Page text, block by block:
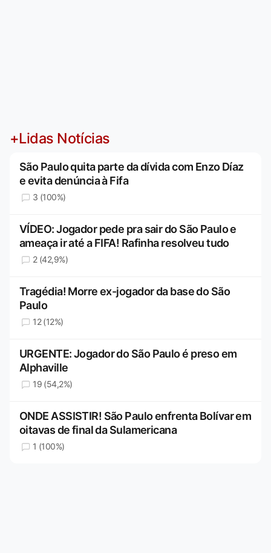
+Lidas Notícias
São Paulo quita parte da dívida com Enzo Díaz
e evita denúncia à Fifa
3 (100%)
VÍDEO: Jogador pede pra sair do São Paulo e
ameaça ir até a FIFA! Rafinha resolveu tudo
2 (42,9%)
Tragédia! Morre ex-jogador da base do São
Paulo
12 (12%)
URGENTE: Jogador do São Paulo é preso em
Alphaville
19 (54,2%)
ONDE ASSISTIR! São Paulo enfrenta Bolívar em
oitavas de final da Sulamericana
1 (100%)